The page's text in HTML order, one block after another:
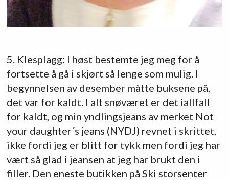
5. Klesplagg: I høst bestemte jeg meg for å
fortsette å gå i skjørt så lenge som mulig. I
begynnelsen av desember måtte buksene på,
det var for kaldt. I alt snøværet er det iallfall
for kaldt, og min yndlingsjeans av merket Not
your daughter´s jeans (NYDJ) revnet i skrittet,
ikke fordi jeg er blitt for tykk men fordi jeg har
vært så glad i jeansen at jeg har brukt den i
filler. Den eneste butikken på Ski storsenter